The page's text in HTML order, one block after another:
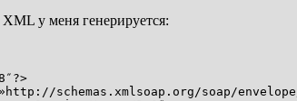
у меня генерируется:
schemas.xmlsoap.org/soap/